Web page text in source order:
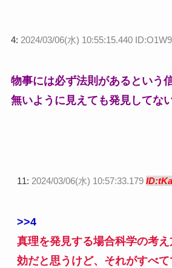
4: 2024/03/06(水) 10:55:15.440
物事には必ず法則があるという
無いように見えても発見してな
11: 2024/03/06(水) 10:57:33.179
>>4
真理を発見する場合科学の考
効だと思うけど、それがすべ